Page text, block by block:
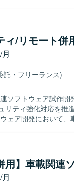
修、セキュリティ対
ステム)および設計書
人物像】 報告・連絡・相談および提案が適切
理を主体的に行って
がら、スピード感と
。 【ポジションの魅力】 車載ECUのファーム
ュリティ強化といっ
したセキュリティ
よるファームウェア
工程に関与できる環境です。
み開発を行います
ィ/リモート
月
託・フリーランス)
連ソフトウェア試作
ティ強化対応を推進す
ェア開発において
ポーティング、各種
告書/マニュアル他)を実施い
を主体的に行い、自
持って業務に取り組
用】車載関連
月